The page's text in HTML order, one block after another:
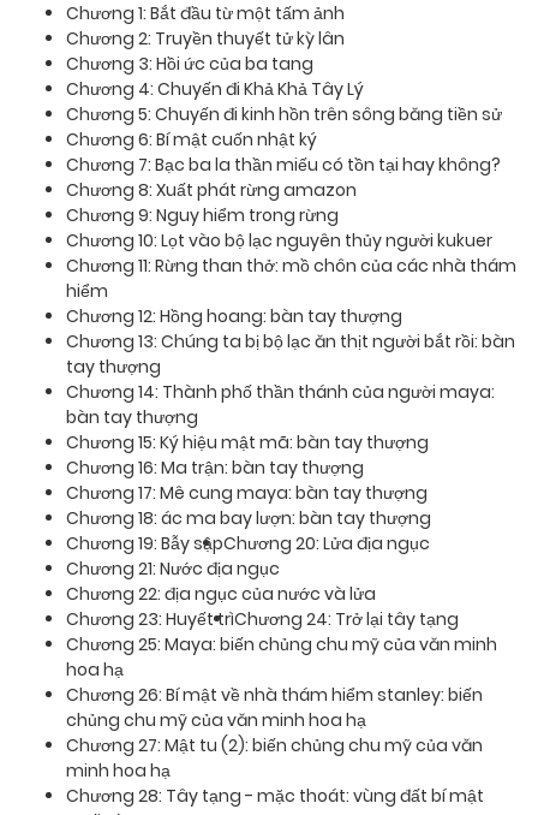
Chương 1: Bắt đầu từ một tấm ảnh
Chương 2: Truyền thuyết tử kỳ lân
Chương 3: Hồi ức của ba tang
Chương 4: Chuyến đi Khả Khả Tây Lý
Chương 5: Chuyến đi kinh hồn trên sông băng tiền sử
Chương 6: Bí mật cuốn nhật ký
Chương 7: Bạc ba la thần miếu có tồn tại hay không?
Chương 8: Xuất phát rừng amazon
Chương 9: Nguy hiểm trong rừng
Chương 10: Lọt vào bộ lạc nguyên thủy người kukuer
Chương 11: Rừng than thở: mồ chôn của các nhà thám
hiểm
Chương 12: Hồng hoang: bàn tay thượng
Chương 13: Chúng ta bị bộ lạc ăn thịt người bắt rồi: bàn
tay thượng
Chương 14: Thành phố thần thánh của người maya:
bàn tay thượng
Chương 15: Ký hiệu mật mã: bàn tay thượng
Chương 16: Ma trận: bàn tay thượng
Chương 17: Mê cung maya: bàn tay thượng
Chương 18: ác ma bay lượn: bàn tay thượng
Chương 19: Bẫy sậpChương 20: Lửa địa ngục
Chương 21: Nước địa ngục
Chương 22: địa ngục của nước và lửa
Chương 23: Huyết trìChương 24: Trở lại tây tạng
Chương 25: Maya: biến chủng chu mỹ của văn minh
hoa hạ
Chương 26: Bí mật về nhà thám hiểm stanley: biến
chủng chu mỹ của văn minh hoa hạ
Chương 27: Mật tu (2): biến chủng chu mỹ của văn
minh hoa hạ
Chương 28: Tây tạng - mặc thoát: vùng đất bí mật